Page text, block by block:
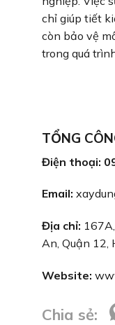
chỉ giúp tiết
còn bảo vệ
trong quá
TỔNG
Điện thoại:
Email:
Địa chỉ:
An, Quận 12,
Website:
Chia sẻ: